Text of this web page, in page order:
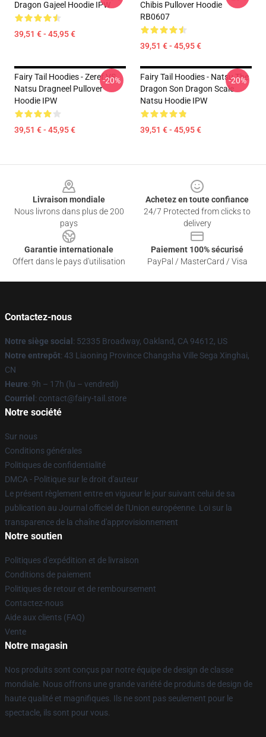
Dragon Gajeel Hoodie IPW
39,51 € - 45,95 €
Chibis Pullover Hoodie
RB0607
39,51 € - 45,95 €
Fairy Tail Hoodies - Zeref VS
Natsu Dragneel Pullover
Hoodie IPW
39,51 € - 45,95 €
-20%
Fairy Tail Hoodies - Natsu The
Dragon Son Dragon Scale
Natsu Hoodie IPW
39,51 € - 45,95 €
-20%
Livraison mondiale
Nous livrons dans plus de 200
pays
Achetez en toute confiance
24/7 Protected from clicks to
delivery
Garantie internationale
Offert dans le pays d'utilisation
Paiement 100% sécurisé
PayPal / MasterCard / Visa
Contactez-nous
Notre siège social : 52335 Broadway, Oakland, CA 94612, US
Notre entrepôt: 43 Liaoning Province Changsha Ville Sega Xinghai,
CN
Heure: 9h – 17h (lu – vendredi)
Courriel : contact@fairy-tail.store
Notre société
Sur nous
Conditions générales
Politiques de confidentialité
DMCA - Politique sur le droit d'auteur
Le présent règlement entre en vigueur le jour suivant celui de sa
publication au Journal officiel de l'Union européenne. Loi sur la
transparence de la chaîne d'approvisionnement
Notre soutien
Politiques d'expédition et de livraison
Conditions de paiement
Politiques de retour et de remboursement
Contactez-nous
Aide aux clients (FAQ)
Vente
Notre magasin
Nos produits sont conçus par notre équipe de design de classe
mondiale. Nous offrons une grande variété de produits de design de
haute qualité et magnifiques. Ils ne sont pas seulement pour le
spectacle, ils sont pour vous.